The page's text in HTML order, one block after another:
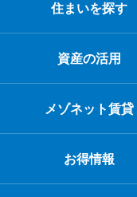
住まいを探す
資産の活用
メゾネット賃貸
お得情報